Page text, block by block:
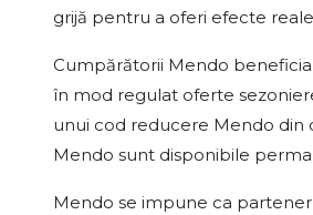
grijă pentru a oferi efecte
Cumpărătorii Mendo
în mod regulat oferte
unui cod reducere Mendo din
Mendo sunt disponibile
Mendo se impune ca